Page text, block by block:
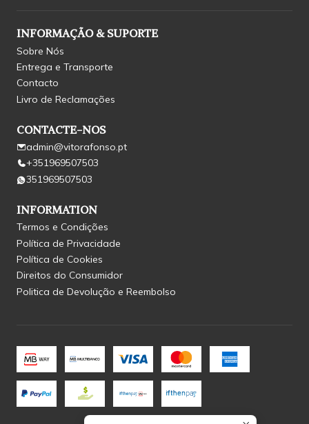
INFORMAÇÃO & SUPORTE
Sobre Nós
Entrega e Transporte
Contacto
Livro de Reclamações
CONTACTE-NOS
admin@vitorafonso.pt
+351969507503
351969507503
INFORMATION
Termos e Condições
Política de Privacidade
Política de Cookies
Direitos do Consumidor
Politica de Devolução e Reembolso